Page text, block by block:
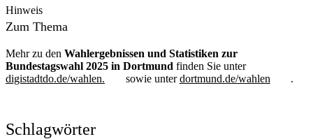
Hinweis
Zum Thema
Mehr zu den Wahlergebnissen und Statistiken zur
Bundestagswahl 2025 in Dortmund finden Sie unter
digistadtdo.de/wahlen.
sowie unterdortmund.de/wahlen .
Schlagwörter